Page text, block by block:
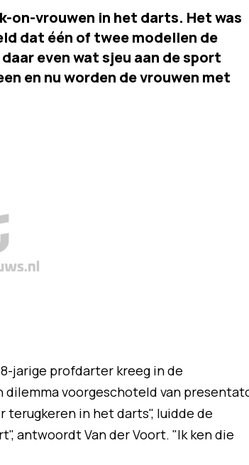
on-vrouwen in het darts. Het was
dat één of twee modellen de
even wat sjeu aan de sport
en nu worden de vrouwen met
jarige profdarter kreeg in de
voorgeschoteld van
terugkeren in het darts", luidde de
antwoordt Van der Voort. "Ik ken die